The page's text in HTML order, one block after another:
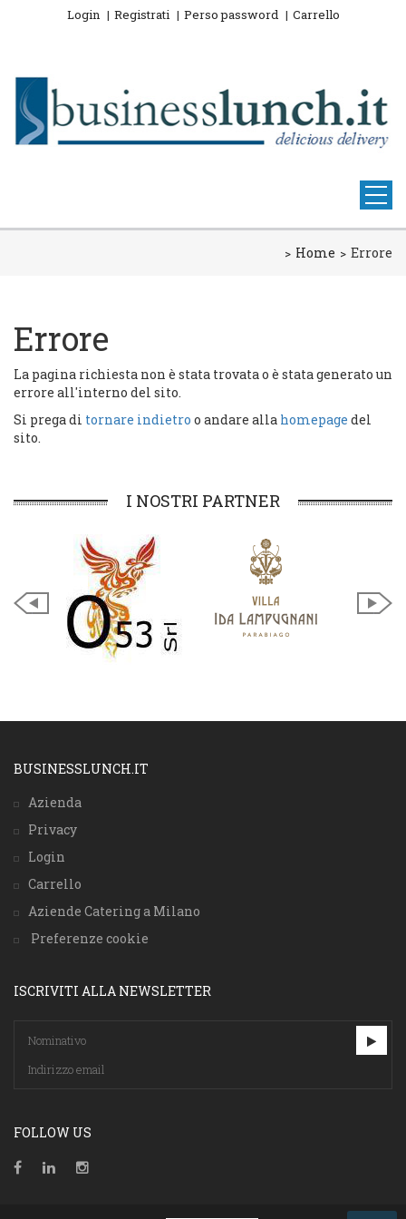
Login Registrati Perso password Carrello
Home Errore
Errore
La pagina richiesta non è stata trovata o è stata generato un
errore all'interno del sito.
Si prega di tornare indietro o andare alla homepage del
sito.
I NOSTRI PARTNER
BUSINESSLUNCH.IT
Azienda
Privacy
Login
Carrello
Aziende Catering a Milano
Preferenze cookie
ISCRIVITI ALLA NEWSLETTER
FOLLOW US